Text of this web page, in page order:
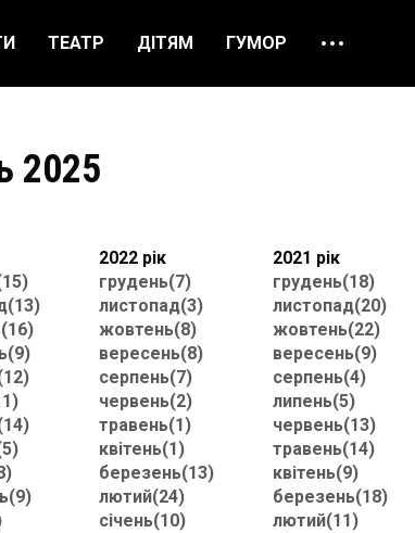
ТЕАТР ДІТЯМ ГУМОР
ЯК ЗАМОВИТИ
2025
2022 рік
грудень(7)
листопад(3)
жовтень(8)
вересень(8)
серпень(7)
червень(2)
травень(1)
квітень(1)
березень(13)
лютий(24)
січень(10)
2021 рік
грудень(18)
листопад(20)
жовтень(22)
вересень(9)
серпень(4)
липень(5)
червень(13)
травень(14)
квітень(9)
березень(18)
лютий(11)